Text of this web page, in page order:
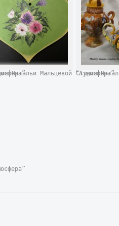
Натальи Мальцевой “Атмосфера”
Студия